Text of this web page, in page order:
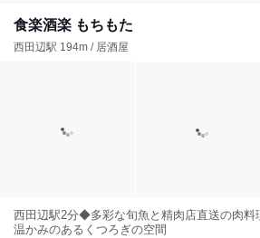
食楽酒楽 もちもた
西田辺駅 194m / 居酒屋
西田辺駅2分◆多彩な旬魚と精肉店直送の肉料
温かみのあるくつろぎの空間